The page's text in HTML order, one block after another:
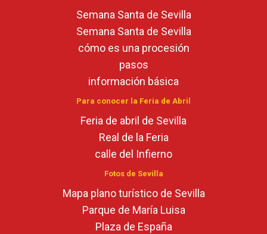
Semana Santa de Sevilla
Semana Santa de Sevilla
cómo es una procesión
pasos
información básica
Para conocer la Feria de Abril
Feria de abril de Sevilla
Real de la Feria
calle del Infierno
Fotos de Sevilla
Mapa plano turístico de Sevilla
Parque de María Luisa
Plaza de España